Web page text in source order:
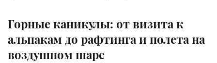
Горные каникулы: от визита к
альпакам до рафтинга и полета на
воздушном шаре